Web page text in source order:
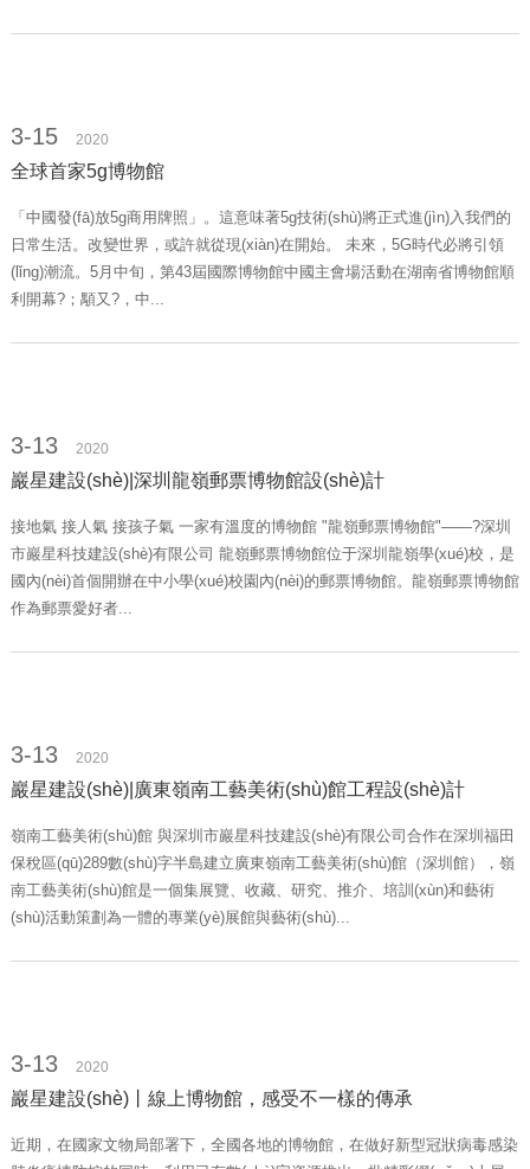
3-15 2020
全球首家5g博物館
「中國發(fā)放5g商用牌照」。這意味著5g技術(shù)將正式進(jìn)入我們的
日常生活。改變世界，或許就從現(xiàn)在開始。 未來，5G時代必將引領
(lǐng)潮流。5月中旬，第43屆國際博物館中國主會場活動在湖南省博物館順
利開幕?；顒又?，中...
3-13 2020
巖星建設(shè)|深圳龍嶺郵票博物館設(shè)計
接地氣 接人氣 接孩子氣 一家有溫度的博物館 "龍嶺郵票博物館"——?深圳
市巖星科技建設(shè)有限公司 龍嶺郵票博物館位于深圳龍嶺學(xué)校，是
國內(nèi)首個開辦在中小學(xué)校園內(nèi)的郵票博物館。龍嶺郵票博物館
作為郵票愛好者...
3-13 2020
巖星建設(shè)|廣東嶺南工藝美術(shù)館工程設(shè)計
嶺南工藝美術(shù)館 與深圳市巖星科技建設(shè)有限公司合作在深圳福田
保稅區(qū)289數(shù)字半島建立廣東嶺南工藝美術(shù)館（深圳館），嶺
南工藝美術(shù)館是一個集展覽、收藏、研究、推介、培訓(xùn)和藝術
(shù)活動策劃為一體的專業(yè)展館與藝術(shù)...
3-13 2020
巖星建設(shè)丨線上博物館，感受不一樣的傳承
近期，在國家文物局部署下，全國各地的博物館，在做好新型冠狀病毒感染